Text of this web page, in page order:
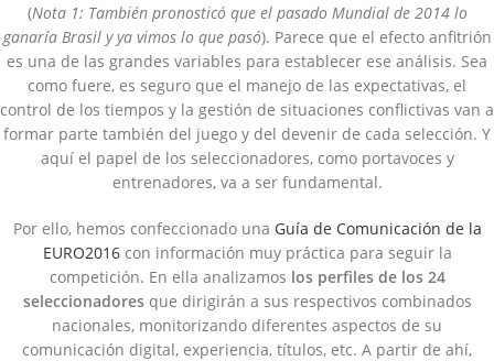
(Nota 1: También pronosticó que el pasado Mundial de 2014 lo
ganaría Brasil y ya vimos lo que pasó). Parece que el efecto anfitrión
es una de las grandes variables para establecer ese análisis. Sea
como fuere, es seguro que el manejo de las expectativas, el
control de los tiempos y la gestión de situaciones conflictivas van a
formar parte también del juego y del devenir de cada selección. Y
aquí el papel de los seleccionadores, como portavoces y
entrenadores, va a ser fundamental.
Por ello, hemos confeccionado una Guía de Comunicación de la
EURO2016con información muy práctica para seguir la
competición. En ella analizamos los perfiles de los 24
seleccionadoresque dirigirán a sus respectivos combinados
nacionales, monitorizando diferentes aspectos de su
comunicación digital, experiencia, títulos, etc. A partir de ahí,